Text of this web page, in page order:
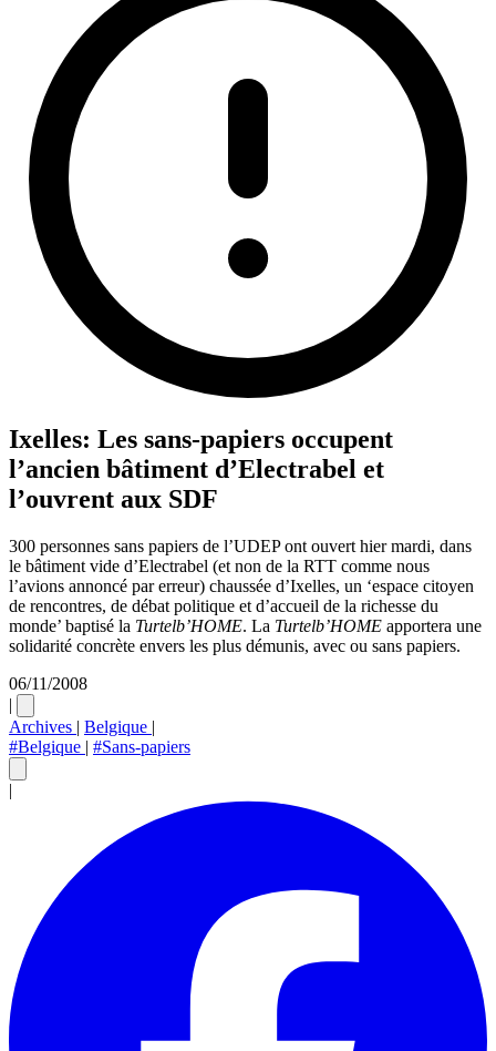
Ixelles: Les sans-papiers occupent
l’ancien bâtiment d’Electrabel et
l’ouvrent aux SDF
300 personnes sans papiers de l’UDEP ont ouvert hier mardi, dans
le bâtiment vide d’Electrabel (et non de la RTT comme nous
l’avions annoncé par erreur) chaussée d’Ixelles, un ‘espace citoyen
de rencontres, de débat politique et d’accueil de la richesse du
monde’ baptisé la Turtelb’HOME. La Turtelb’HOME apportera une
solidarité concrète envers les plus démunis, avec ou sans papiers.
06/11/2008
|
Archives | Belgique |
#Belgique | #Sans-papiers
|